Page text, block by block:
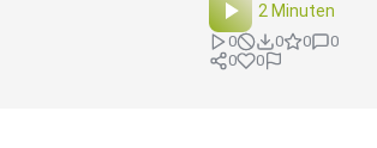
2 Minuten
0 0 0
0
0
0